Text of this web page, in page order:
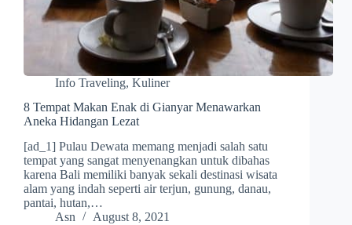
Info Traveling, Kuliner
8 Tempat Makan Enak di Gianyar Menawarkan
Aneka Hidangan Lezat
[ad_1] Pulau Dewata memang menjadi salah satu
tempat yang sangat menyenangkan untuk dibahas
karena Bali memiliki banyak sekali destinasi wisata
alam yang indah seperti air terjun, gunung, danau,
pantai, hutan,…
Asn
August 8, 2021